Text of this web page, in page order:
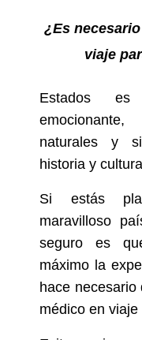
¿Es
viaje
Estados es
naturales y
historia y
Si estás
maravilloso
seguro es
máximo la
hace
médico en